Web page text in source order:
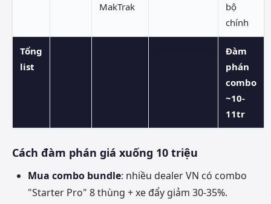
MakTrak
bộ
chính
Tổng
list
Đàm
phán
combo
~10-
11tr
Cách đàm phán giá xuống 10 triệu
Mua combo bundle: nhiều dealer VN có combo
"Starter Pro" 8 thùng + xe đẩy giảm 30-35%.